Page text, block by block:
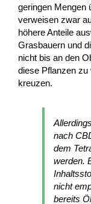
geringen Mengen
verweisen zwar
höhere Anteile
Grasbauern und
nicht bis an den
diese Pflanzen
kreuzen.
nach
dem
werden.
nicht
bereits